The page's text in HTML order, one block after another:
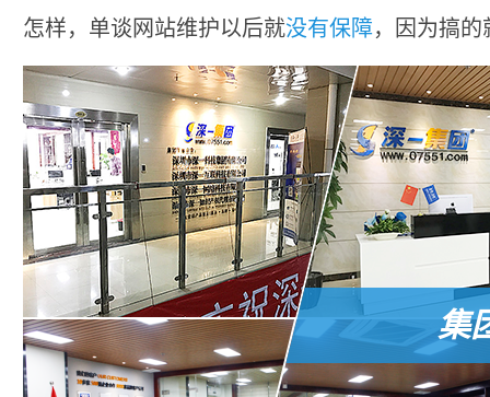
怎样，单谈网站维护以后就没有保障，因为搞
集